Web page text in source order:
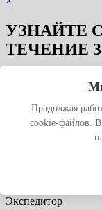
УЗНАЙТЕ
ТЕЧЕНИЕ
Экспедитор
Продолжая
cookie-файлов.